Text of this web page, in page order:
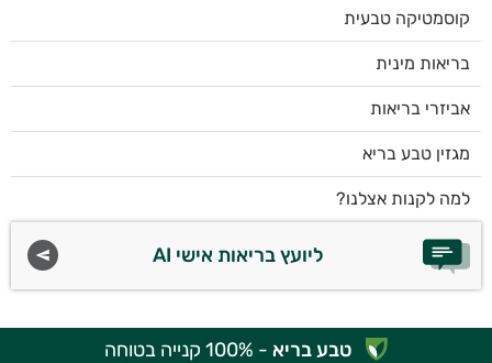
קוסמטיקה טבעית
בריאות מינית
אביזרי בריאות
מגזין טבע בריא
למה לקנות אצלנו?
ליועץ בריאות אישי AI
טבע בריא - 100% קנייה בטוחה